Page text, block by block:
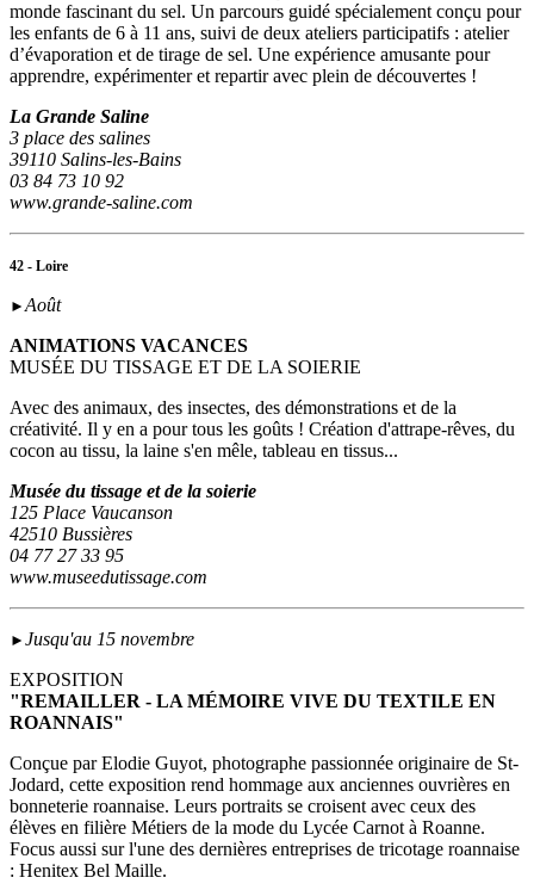
monde fascinant du sel. Un parcours guidé spécialement conçu pour
les enfants de 6 à 11 ans, suivi de deux ateliers participatifs : atelier
d’évaporation et de tirage de sel. Une expérience amusante pour
apprendre, expérimenter et repartir avec plein de découvertes !
La Grande Saline
3 place des salines
39110 Salins-les-Bains
03 84 73 10 92
www.grande-saline.com
42 - Loire
►Août
ANIMATIONS VACANCES
MUSÉE DU TISSAGE ET DE LA SOIERIE
Avec des animaux, des insectes, des démonstrations et de la
créativité. Il y en a pour tous les goûts ! Création d'attrape-rêves, du
cocon au tissu, la laine s'en mêle, tableau en tissus...
Musée du tissage et de la soierie
125 Place Vaucanson
42510 Bussières
04 77 27 33 95
www.museedutissage.com
► Jusqu'au 15 novembre
EXPOSITION
"REMAILLER - LA MÉMOIRE VIVE DU TEXTILE EN
ROANNAIS"
Conçue par Elodie Guyot, photographe passionnée originaire de St-
Jodard, cette exposition rend hommage aux anciennes ouvrières en
bonneterie roannaise. Leurs portraits se croisent avec ceux des
élèves en filière Métiers de la mode du Lycée Carnot à Roanne.
Focus aussi sur l'une des dernières entreprises de tricotage roannaise
: Henitex Bel Maille.